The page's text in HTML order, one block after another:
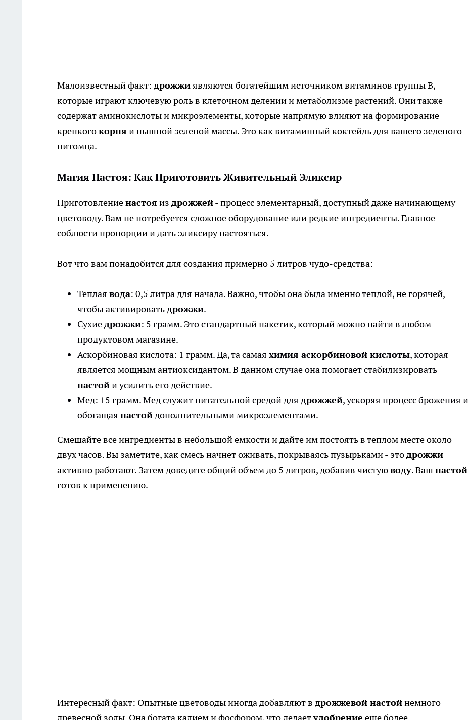
Малоизвестный факт: дрожжиявляются богатейшим источником витаминов группы В,
которые играют ключевую роль в клеточном делении и метаболизме растений. Они также
содержат аминокислоты и микроэлементы, которые напрямую влияют на формирование
крепкогокорня и пышной зеленой массы. Это как витаминный коктейль для вашего зеленого
питомца.
Магия Настоя: Как Приготовить Живительный Эликсир
Приготовлениенастоя из дрожжей- процесс элементарный, доступный даже начинающему
цветоводу. Вам не потребуется сложное оборудование или редкие ингредиенты. Главное -
соблюсти пропорции и дать эликсиру настояться.
Вот что вам понадобится для создания примерно 5 литров чудо-средства:
Теплая вода: 0,5 литра для начала. Важно, чтобы она была именно теплой, не горячей,
чтобы активироватьдрожжи.
Сухиедрожжи: 5 грамм. Это стандартный пакетик, который можно найти в любом
продуктовом магазине.
Аскорбиновая кислота: 1 грамм. Да, та самая химия аскорбиновой кислоты, которая
является мощным антиоксидантом. В данном случае она помогает стабилизировать
настойи усилить его действие.
Мед: 15 грамм. Мед служит питательной средой для дрожжей, ускоряя процесс брожения и
обогащая настойдополнительными микроэлементами.
Смешайте все ингредиенты в небольшой емкости и дайте им постоять в теплом месте около
двух часов. Вы заметите, как смесь начнет оживать, покрываясь пузырьками - этодрожжи
активно работают. Затем доведите общий объем до 5 литров, добавив чистуюводу. Вашнастой
готов к применению.
Интересный факт: Опытные цветоводы иногда добавляют в дрожжевой настойнемного